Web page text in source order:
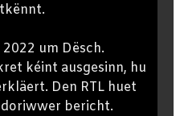
um Dësch.
kéint ausgesinn, hu
Den RTL huet
bericht.